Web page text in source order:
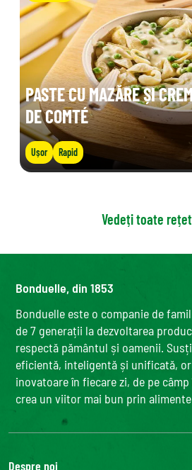
PASTE CU MAZĂRE ȘI
DE COMTÉ
Ușor Rapid
Vedeți toate
Bonduelle, din 1853
Bonduelle este o companie de
de 7 generații la dezvoltarea
respectă pământul și oamenii.
eficientă, inteligentă și unificată,
inovatoare în fiecare zi, de pe
crea un viitor mai bun prin
Despre noi